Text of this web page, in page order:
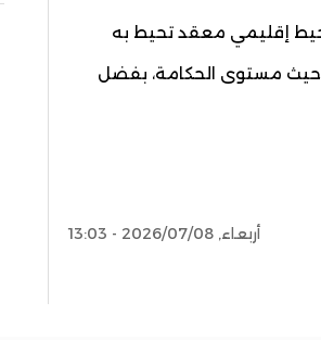
محيط إقليمي معقد تحيط به
حيث مستوى الحكامة، بفضل
أربعاء, 2026/07/08 - 13:03